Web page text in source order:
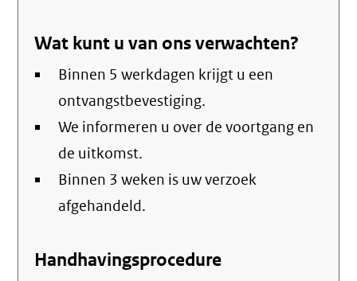
Wat kunt u van ons verwachten?
Binnen 5 werkdagen krijgt u een
ontvangstbevestiging.
We informeren u over de voortgang en
de uitkomst.
Binnen 3 weken is uw verzoek
afgehandeld.
Handhavingsprocedure